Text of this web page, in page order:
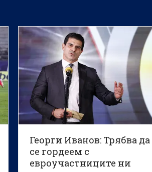
Георги Иванов: Трябва да
се гордеем с
евроучастниците ни